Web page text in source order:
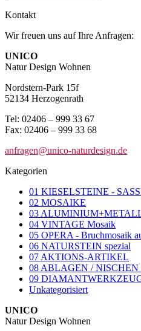
Kontakt
Wir freuen uns auf Ihre Anfragen:
UNICO
Natur Design Wohnen
Nordstern-Park 15f
52134 Herzogenrath
Tel: 02406 – 999 33 67
Fax: 02406 – 999 33 68
anfragen@unico-naturdesign.de
Kategorien
01 KIESELSTEINE -
02 MOSAIKE
03
04 VINTAGE Mosaik
05 OPERA - Bruchmosaik
06 NATURSTEIN spezial
07 AKTIONS-ARTIKEL
08 ABLAGEN / NISCHEN
09
Unkategorisiert
UNICO
Natur Design Wohnen